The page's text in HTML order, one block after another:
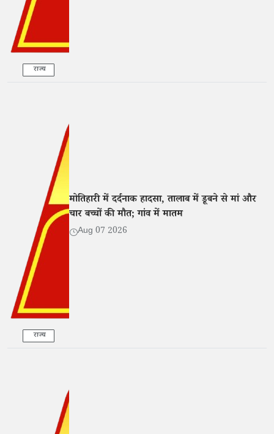
राज्य
राज्य
मोतिहारी में दर्दनाक हादसा, तालाब में डूबने से मां और
चार बच्चों की मौत; गांव में मातम
Aug 07 2026